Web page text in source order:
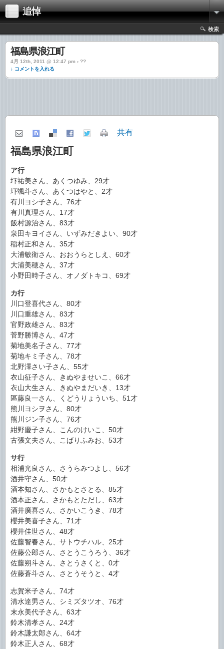
追悼
検索
福島県浪江町
4月 12th, 2011 @ 12:47 pm › ??
↓ コメントを入れる
共有
福島県浪江町
ア行
圷祐美さん、あくつゆみ、29才
圷颯斗さん、あくつはやと、2才
有川ヨシ子さん、76才
有川真理さん、17才
飯村源治さん、83才
泉田キヨイさん、いずみだきよい、90才
稲村正和さん、35才
大浦敏衛さん、おおうらとしえ、60才
大浦美穂さん、37才
小野田時子さん、オノダトキコ、69才
カ行
川口登喜代さん、80才
川口重雄さん、83才
官野政雄さん、83才
菅野勝博さん、47才
菊地美名子さん、77才
菊地キミ子さん、78才
北野澤さい子さん、55才
衣山征子さん、きぬやませいこ、66才
衣山大生さん、きぬやまだいき、13才
區藤良一さん、くどうりょういち、51才
熊川ヨシヲさん、80才
熊川ジン子さん、76才
紺野慶子さん、こんのけいこ、50才
古張文夫さん、こばりふみお、53才
サ行
相浦光良さん、さうらみつよし、56才
酒井守さん、50才
酒本知さん、さかもとさとる、85才
酒本正さん、さかもとただし、63才
酒井廣喜さん、さかいこうき、78才
櫻井美喜子さん、71才
櫻井佳世さん、48才
佐藤智春さん、サトウチハル、25才
佐藤公郎さん、さとうこうろう、36才
佐藤朔斗さん、さとうさくと、0才
佐藤蒼斗さん、さとうそうと、4才
志賀米子さん、74才
清水達男さん、シミズタツオ、76才
末永美代子さん、63才
鈴木清孝さん、24才
鈴木謙太郎さん、64才
鈴木正人さん、68才